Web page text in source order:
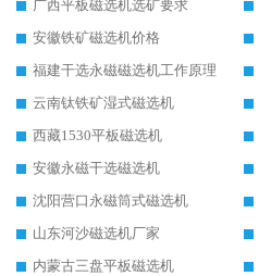
广西平板磁选机选矿要求
安徽铁矿磁选机价格
福建干选永磁磁选机工作原理
云南钛铁矿湿式磁选机
西藏1530平板磁选机
安徽永磁干选磁选机
沈阳营口永磁筒式磁选机
山东河沙磁选机厂家
内蒙古三盘平板磁选机